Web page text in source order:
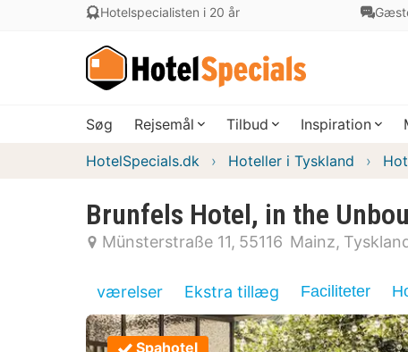
Hotelspecialisten i 20 år
Søg Rejsemål Tilbud Inspiration
HotelSpecials.dk Hoteller i Tyskland
Brunfels Hotel, in the
Münsterstraße 11 55116 Mainz
værelser Ekstra tillæg Faciliteter
Spahotel